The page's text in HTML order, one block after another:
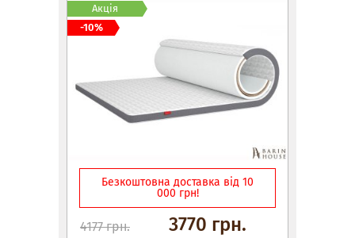
Безкоштовна доставка від 10
000 грн!
4177 грн. 3770 грн.
Акція
-10%